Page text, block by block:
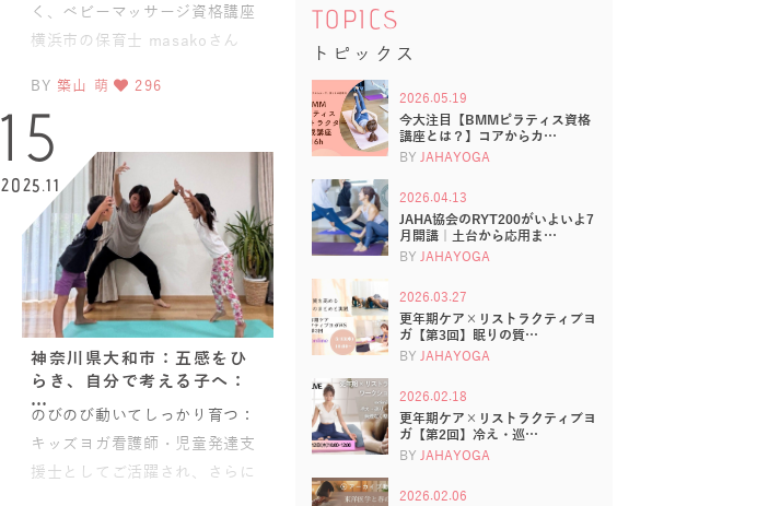
く、ベビーマッサージ資格講座
横浜市の保育士 masakoさん
ッサージ資格講座へお
BY 築山 萌 296
15
2025.11
神奈川県大和市：五感をひ
らき、自分で考える子へ：
…
のびのび動いてしっかり育つ：
キッズヨガ看護師・児童発達支
援士としてご活躍され、さらに
TOPICS
トピックス
2026.05.19
今大注目【BMMピラティス資格
講座とは？】コアからカ…
BY JAHAYOGA
2026.04.13
JAHA協会のRYT200がいよいよ7
月開講｜土台から応用ま…
BY JAHAYOGA
2026.03.27
更年期ケア×リストラクティブヨ
ガ【第3回】眠りの質…
BY JAHAYOGA
2026.02.18
更年期ケア×リストラクティブヨ
ガ【第2回】冷え・巡…
BY JAHAYOGA
2026.02.06